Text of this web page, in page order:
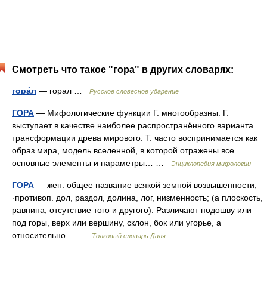
Смотреть что такое "гора" в других словарях:
гора́л — горал … Русское словесное ударение
ГОРА — Мифологические функции Г. многообразны. Г.
выступает в качестве наиболее распространённого варианта
трансформации древа мирового. Т. часто воспринимается как
образ мира, модель вселенной, в которой отражены все
основные элементы и параметры… …
Энциклопедия мифологии
ГОРА — жен. общее название всякой земной возвышенности,
·противоп. дол, раздол, долина, лог, низменность; (а плоскость,
равнина, отсутствие того и другого). Различают подошву или
под горы, верх или вершину, склон, бок или угорье, а
относительно… …
Толковый словарь Даля